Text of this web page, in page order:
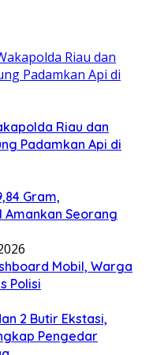
Riau dan
Padamkan Api di
Gram,
Amankan Seorang
Mobil, Warga
Polisi
2 Butir Ekstasi,
Pengedar